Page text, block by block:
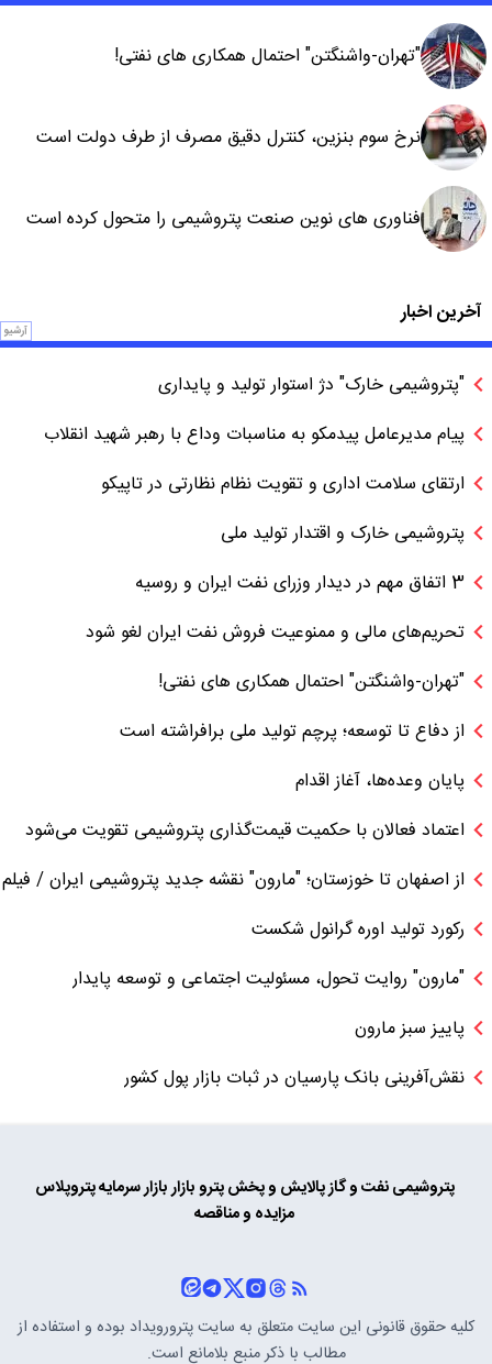
"تهران-واشنگتن" احتمال همکاری های نفتی!
نرخ سوم بنزین، کنترل دقیق مصرف از طرف دولت است
فناوری های نوین صنعت پتروشیمی را متحول کرده است
آخرین اخبار
آرشیو
"پتروشیمی خارک" دژ استوار تولید و پایداری
پیام مدیرعامل پیدمکو به مناسبات وداع با رهبر شهید انقلاب
ارتقای سلامت اداری و تقویت نظام نظارتی در تاپیکو
پتروشیمی خارک و اقتدار تولید ملی
3 اتفاق مهم در دیدار وزرای نفت ایران و روسیه
تحریم‌های مالی و ممنوعیت فروش نفت ایران لغو شود
"تهران-واشنگتن" احتمال همکاری های نفتی!
از دفاع تا توسعه؛ پرچم تولید ملی برافراشته است
پایان وعده‌ها، آغاز اقدام
اعتماد فعالان با حکمیت قیمت‌گذاری پتروشیمی تقویت می‌شود
از اصفهان تا خوزستان؛ "مارون" نقشه جدید پتروشیمی ایران / فیلم
رکورد تولید اوره گرانول شکست
"مارون" روایت تحول، مسئولیت اجتماعی و توسعه پایدار
پاییز سبز مارون
نقش‌آفرینی بانک پارسیان در ثبات بازار پول کشور
پتروشیمینفت و گازپالایش و پخشپترو بازاربازار سرمایهپتروپلاس
مزایده و مناقصه
کلیه حقوق قانونی این سایت متعلق به سایتپترورویداد بوده و استفاده از
مطالب با ذکر منبع بلامانع است.